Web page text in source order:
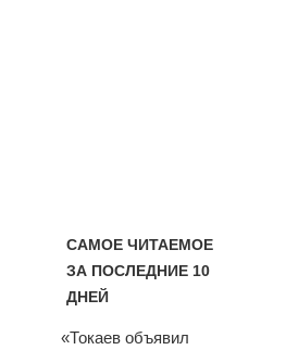
САМОЕ ЧИТАЕМОЕ
ЗА ПОСЛЕДНИЕ 10
ДНЕЙ
«Токаев объявил